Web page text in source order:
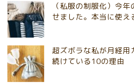
（私服の制服化）今
せました。本当に使え
超ズボラな私が月経
続けている10の理由